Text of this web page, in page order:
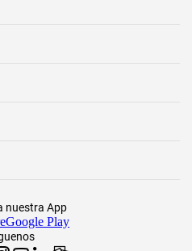
nuestra App
Google Play